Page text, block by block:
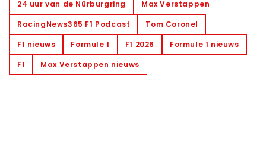
24 uur van de Nürburgring
Max Verstappen
RacingNews365 F1 Podcast
Tom Coronel
F1 nieuws
Formule 1 F1 2026
Formule 1 nieuws
F1
Max Verstappen nieuws